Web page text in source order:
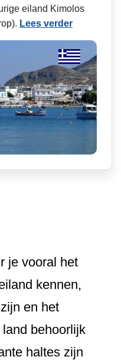
eiland Kimolos
Lees verder
je vooral het
kennen,
en het
behoorlijk
haltes zijn